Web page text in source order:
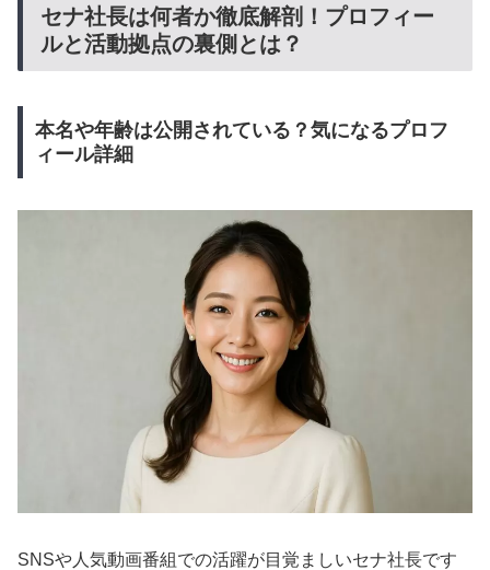
セナ社長は何者か徹底解剖！プロフィー
ルと活動拠点の裏側とは？
本名や年齢は公開されている？気になるプロフ
ィール詳細
SNSや人気動画番組での活躍が目覚ましいセナ社長です